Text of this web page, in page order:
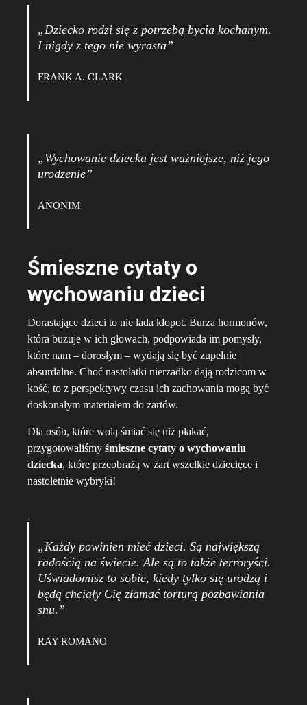
„Dziecko rodzi się z potrzebą bycia kochanym.
I nigdy z tego nie wyrasta”
FRANK A. CLARK
„Wychowanie dziecka jest ważniejsze, niż jego
urodzenie”
ANONIM
Śmieszne cytaty o
wychowaniu dzieci
Dorastające dzieci to nie lada kłopot. Burza hormonów,
która buzuje w ich głowach, podpowiada im pomysły,
które nam – dorosłym – wydają się być zupełnie
absurdalne. Choć nastolatki nierzadko dają rodzicom w
kość, to z perspektywy czasu ich zachowania mogą być
doskonałym materiałem do żartów.
Dla osób, które wolą śmiać się niż płakać,
przygotowaliśmy śmieszne cytaty o wychowaniu
dziecka, które przeobrażą w żart wszelkie dziecięce i
nastoletnie wybryki!
„Każdy powinien mieć dzieci. Są największą
radością na świecie. Ale są to także terroryści.
Uświadomisz to sobie, kiedy tylko się urodzą i
będą chciały Cię złamać torturą pozbawiania
snu.”
RAY ROMANO